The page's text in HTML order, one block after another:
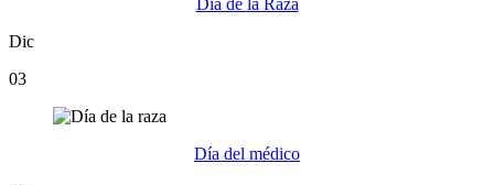
Día de la Raza
Dic
03
Día del médico